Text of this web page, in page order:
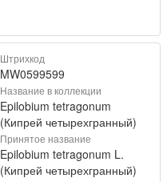
Штрихкод
MW0599599
Название в коллекции
Epilobium tetragonum
(Кипрей четырехгранный)
Принятое название
Epilobium tetragonum L.
(Кипрей четырехгранный)